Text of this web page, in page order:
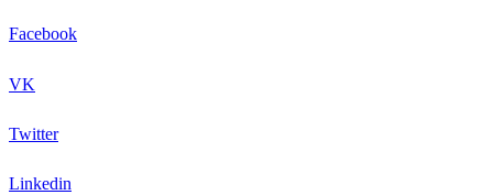
Facebook
VK
Twitter
Linkedin